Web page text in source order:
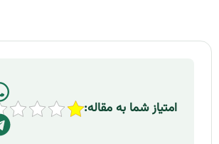
امتیاز شما به مقاله: